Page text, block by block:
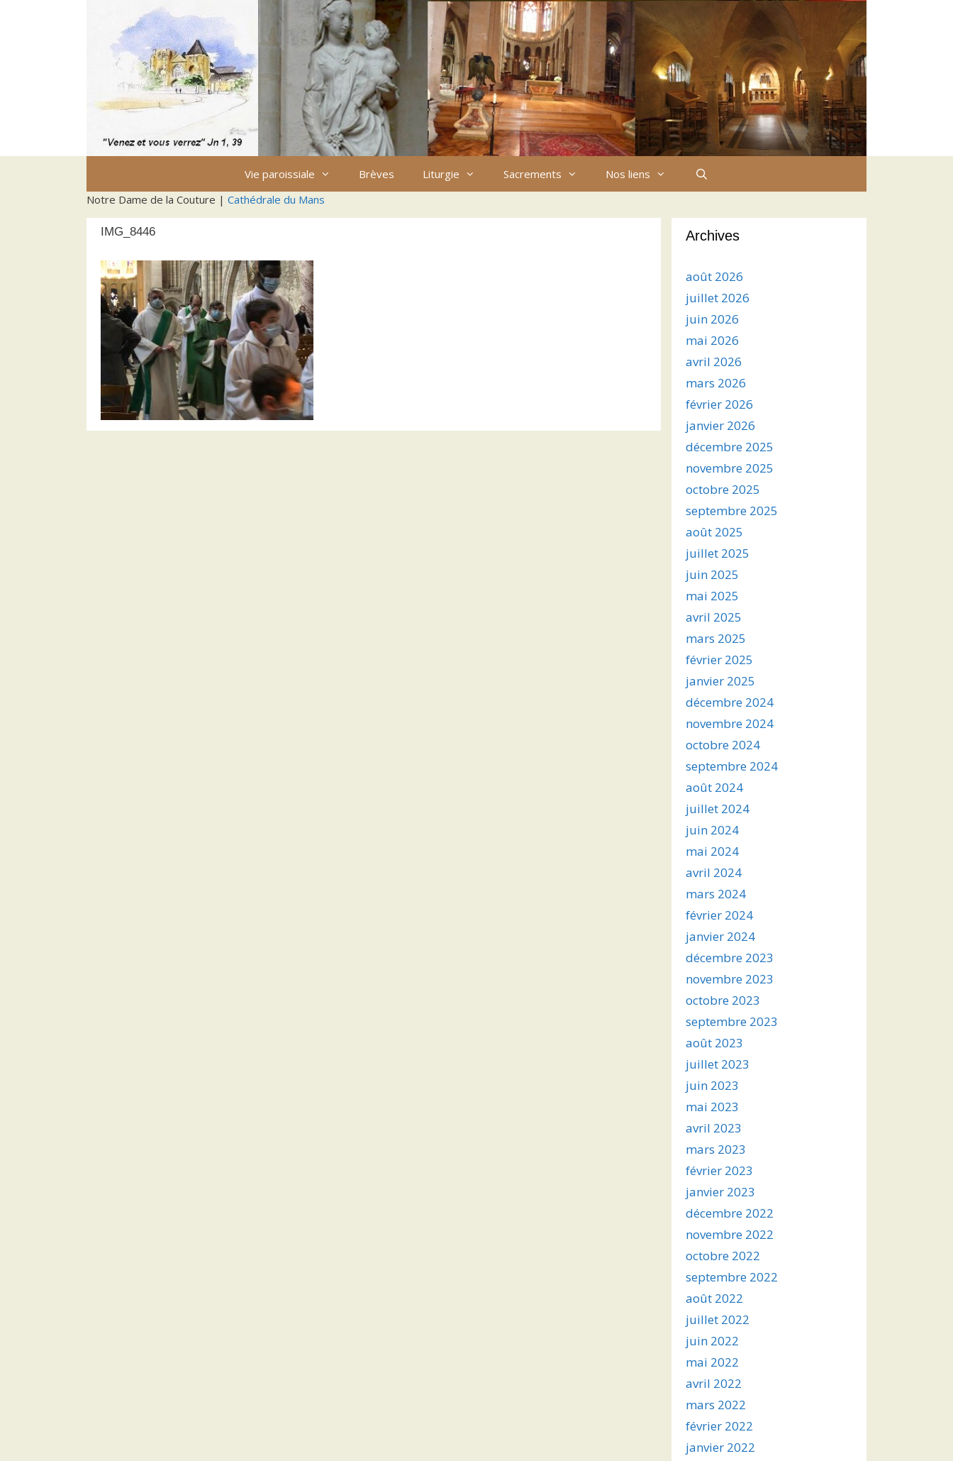
Vie paroissiale Brèves Liturgie Sacrements
Nos liens
Notre Dame de la Couture | Cathédrale du Mans
IMG_8446 Archives
août 2026
juillet 2026
juin 2026
mai 2026
avril 2026
mars 2026
février 2026
janvier 2026
décembre 2025
novembre 2025
octobre 2025
septembre 2025
août 2025
juillet 2025
juin 2025
mai 2025
avril 2025
mars 2025
février 2025
janvier 2025
décembre 2024
novembre 2024
octobre 2024
septembre 2024
août 2024
juillet 2024
juin 2024
mai 2024
avril 2024
mars 2024
février 2024
janvier 2024
décembre 2023
novembre 2023
octobre 2023
septembre 2023
août 2023
juillet 2023
juin 2023
mai 2023
avril 2023
mars 2023
février 2023
janvier 2023
décembre 2022
novembre 2022
octobre 2022
septembre 2022
août 2022
juillet 2022
juin 2022
mai 2022
avril 2022
mars 2022
février 2022
janvier 2022